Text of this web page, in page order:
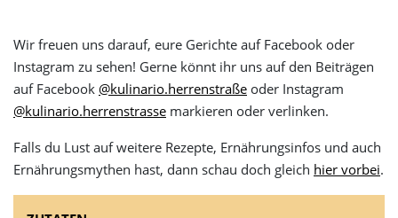
Wir freuen uns darauf, eure Gerichte auf Facebook oder
Instagram zu sehen! Gerne könnt ihr uns auf den Beiträgen
auf Facebook @kulinario.herrenstraße oder Instagram
@kulinario.herrenstrasse markieren oder verlinken.
Falls du Lust auf weitere Rezepte, Ernährungsinfos und auch
Ernährungsmythen hast, dann schau doch gleich hier vorbei.